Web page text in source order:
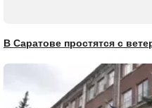
В Саратове простятся с